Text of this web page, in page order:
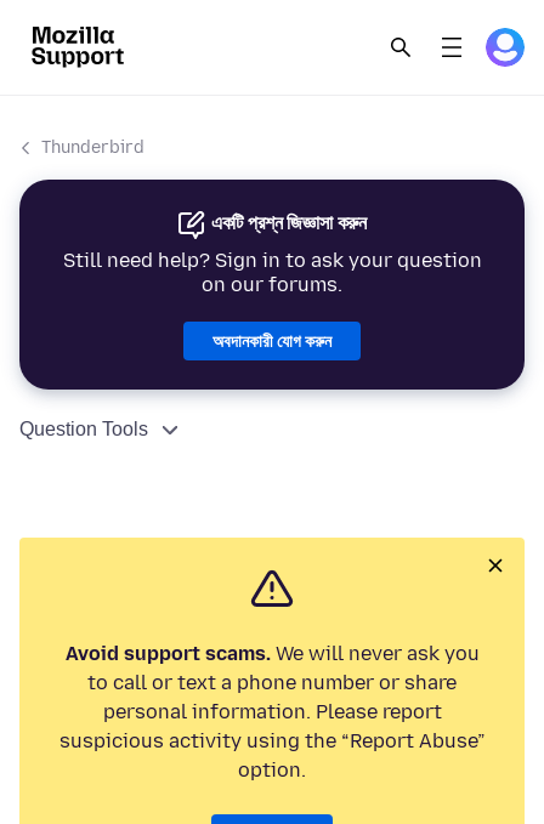
Thunderbird
একটি প্রশ্ন জিজ্ঞাসা করুন
Still need help? Sign in to ask your question
on our forums.
অবদানকারী যোগ করুন
Question Tools
Avoid support scams.We will never ask you
to call or text a phone number or share
personal information. Please report
suspicious activity using the “Report Abuse”
option.